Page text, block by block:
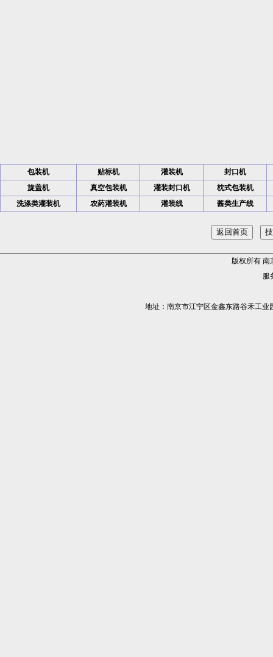
包装机 贴标机 灌装机
封口机
旋盖机
真空包装机 灌装封口机
枕式包装机
洗涤类灌装机
农药灌装机 灌装线 酱类生产线
版权所有 南
服
地址：南京市江宁区金鑫东路谷禾工